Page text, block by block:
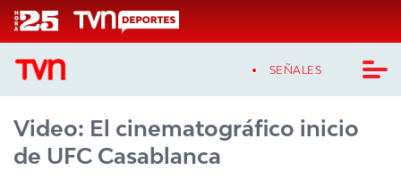
Click acá para ir directamente al contenido
SEÑALES
CASTING MASTERCHEF CHILE
CASTING TVN VERTICAL
Video: El cinematográfico inicio
de UFC Casablanca